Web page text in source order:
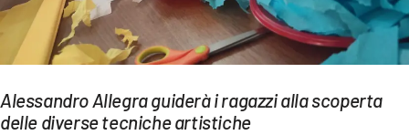
Streaming
LAC NETWORK
Alessandro Allegra guiderà i ragazzi alla scoperta
delle diverse tecniche artistiche